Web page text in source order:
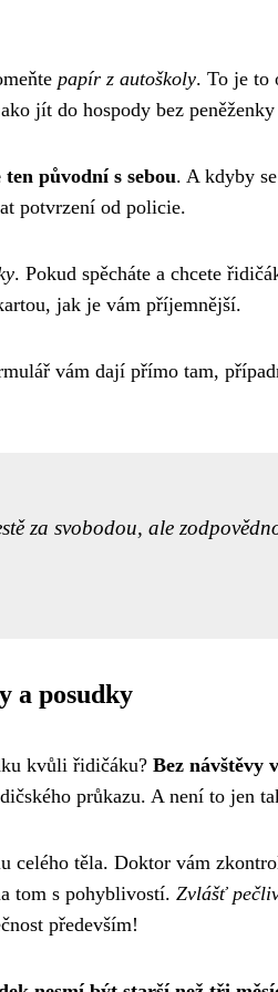
papír z autoškoly. To je to
jít do hospody bez
ten původní s sebou. A kdyby
potvrzení od policie.
. Pokud spěcháte a chcete
jak je vám příjemnější.
vám dají přímo tam,
za svobodou, ale
a posudky
kvůli řidičáku? Bez návštěvy
průkazu. A není to jen
celého těla. Doktor vám
tom s pohyblivostí. Zvlášť
především!